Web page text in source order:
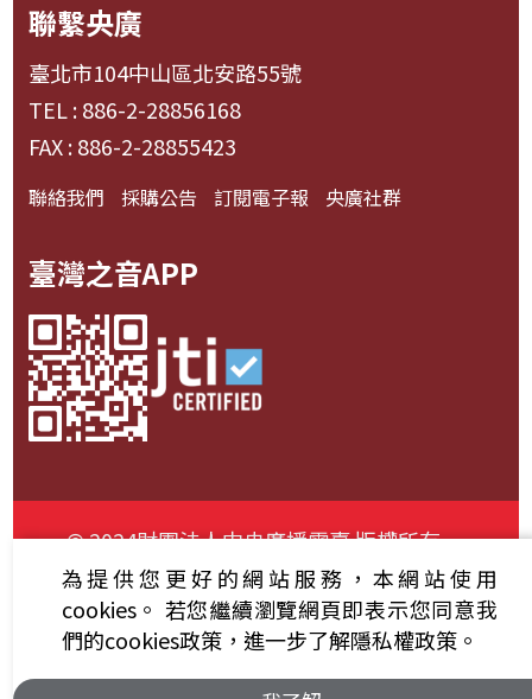
聯繫央廣
臺北市104中山區北安路55號
TEL : 886-2-28856168
FAX : 886-2-28855423
聯絡我們 採購公告 訂閱電子報 央廣社群
臺灣之音APP
© 2024財團法人中央廣播電臺 版權所有
資通安全政策聲明
服務條款 隱私權條款
為提供您更好的網站服務，本網站使用
cookies。 若您繼續瀏覽網頁即表示您同意我
們的cookies政策，進一步了解隱私權政策。